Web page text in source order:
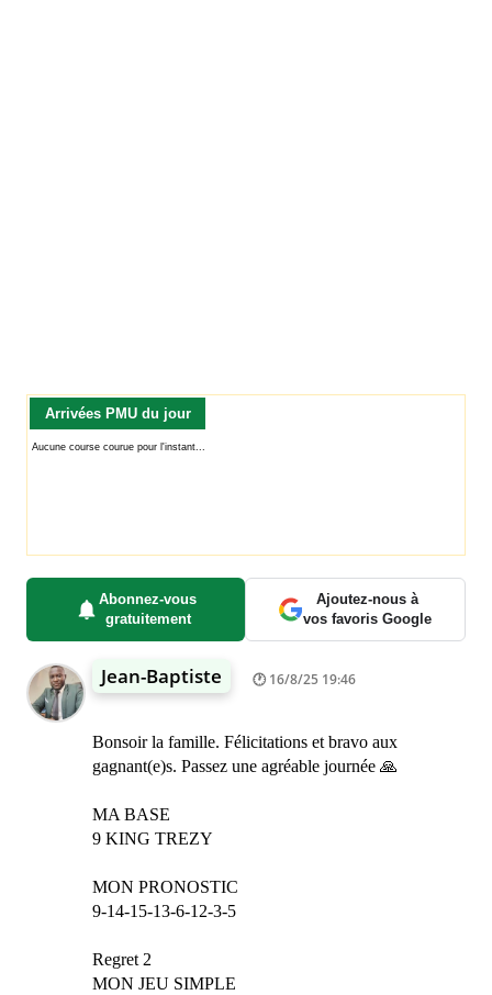
Arrivées PMU du jour
Abonnez-vous
gratuitement
Ajoutez-nous à
vos favoris Google
Jean-Baptiste 16/8/25 19:46
Bonsoir la famille. Félicitations et bravo aux
gagnant(e)s. Passez une agréable journée 🙏
MA BASE
9 KING TREZY
MON PRONOSTIC
9-14-15-13-6-12-3-5
Regret 2
MON JEU SIMPLE